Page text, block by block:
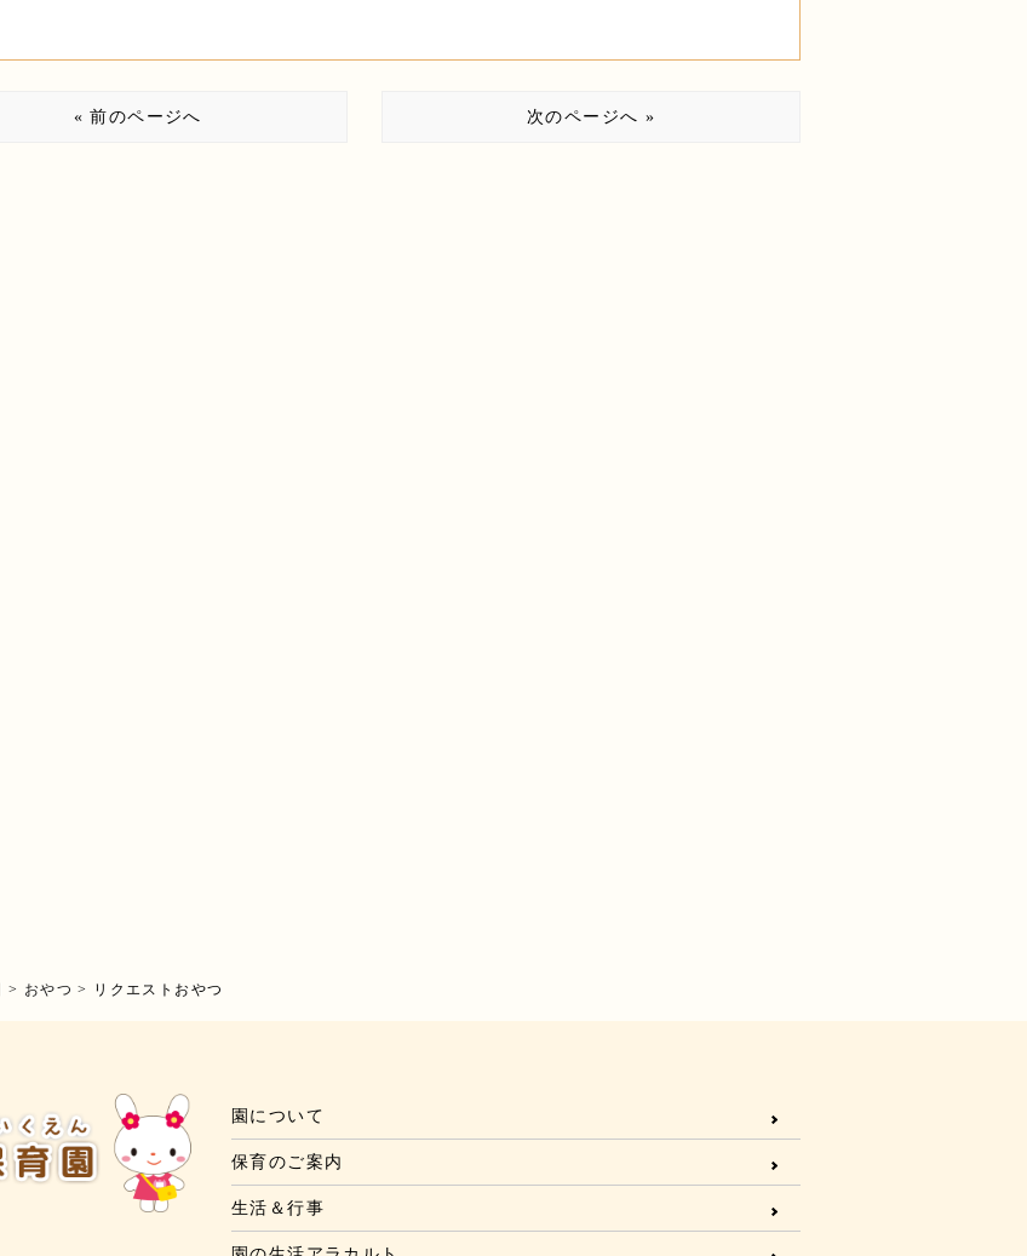
« 前のページへ 次のページへ »
> おやつ > リクエストおやつ
園について
保育のご案内
生活＆行事